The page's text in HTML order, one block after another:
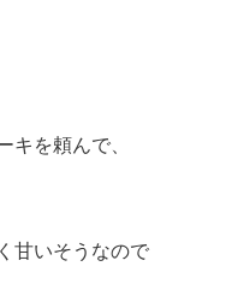
を頼んで、
甘いそうなので